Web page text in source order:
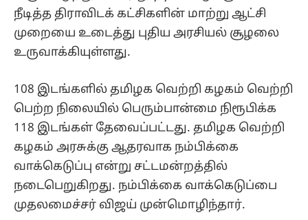
நீடித்த திராவிடக் கட்சிகளின் மாற்று ஆட்சி
முறையை உடைத்து புதிய அரசியல் சூழலை
உருவாக்கியுள்ளது.
108 இடங்களில் தமிழக வெற்றி கழகம் வெற்றி
பெற்ற நிலையில் பெரும்பான்மை நிரூபிக்க
118 இடங்கள் தேவைப்பட்டது. தமிழக வெற்றி
கழகம் அரசுக்கு ஆதரவாக நம்பிக்கை
வாக்கெடுப்பு என்று சட்டமன்றத்தில்
நடைபெறுகிறது. நம்பிக்கை வாக்கெடுப்பை
முதலமைச்சர் விஜய் முன்மொழிந்தார்.